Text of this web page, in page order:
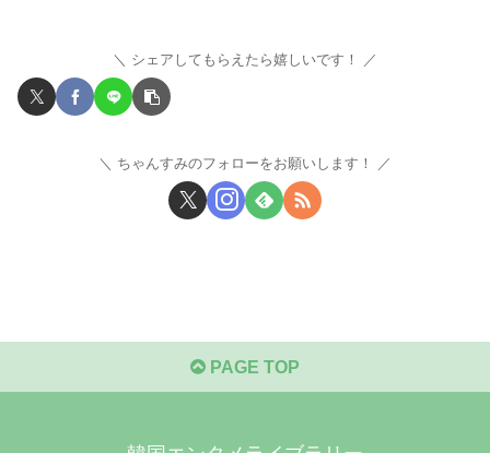
シェアしてもらえたら嬉しいです！
ちゃんすみのフォローをお願いします！
PAGE TOP